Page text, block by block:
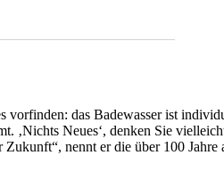
das Badewasser ist
‚Nichts Neues‘, denken Sie
nennt er die über 100